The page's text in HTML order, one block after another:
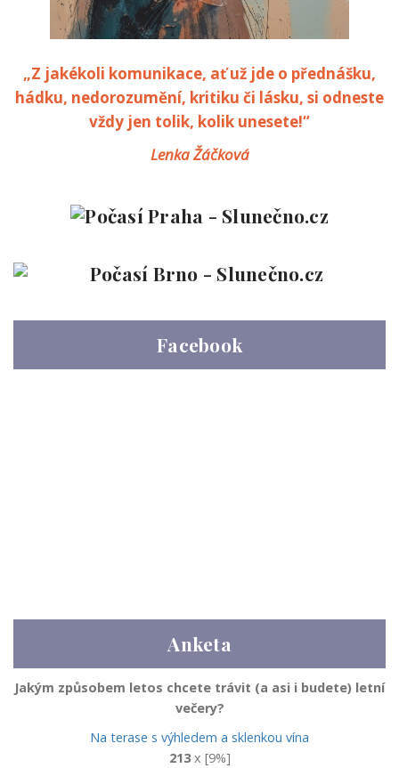
„Z jakékoli komunikace, ať už jde o přednášku,
hádku, nedorozumění, kritiku či lásku, si odneste
vždy jen tolik, kolik unesete!“
Lenka Žáčková
Facebook
Anketa
Jakým způsobem letos chcete trávit (a asi i budete) letní
večery?
Na terase s výhledem a sklenkou vína
213x [9%]